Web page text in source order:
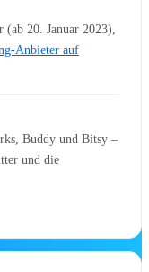
Prada
das Biest
20. Januar 2023),
Anbieter auf
Buddy und Bitsy –
und die